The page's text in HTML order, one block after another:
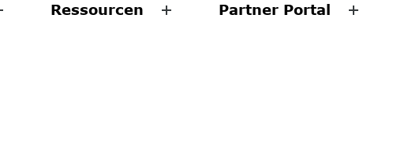
Ressourcen Partner Portal